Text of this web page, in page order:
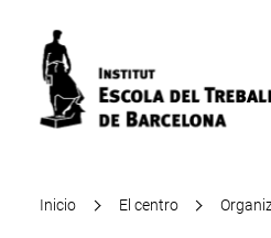
Inicio El centro